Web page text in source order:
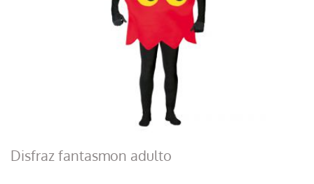
Disfraz fantasmon adulto